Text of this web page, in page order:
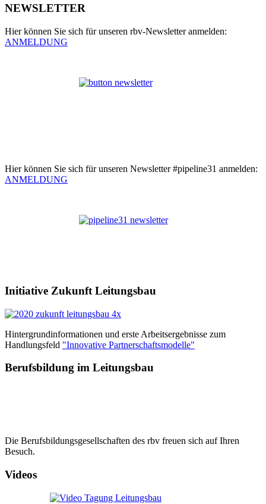
NEWSLETTER
Hier können Sie sich für unseren rbv-Newsletter anmelden:
ANMELDUNG
Hier können Sie sich für unseren Newsletter #pipeline31 anmelden:
ANMELDUNG
Initiative Zukunft Leitungsbau
Hintergrundinformationen und erste Arbeitsergebnisse zum
Handlungsfeld "Innovative Partnerschaftsmodelle"
Berufsbildung im Leitungsbau
Die Berufsbildungsgesellschaften des rbv freuen sich auf Ihren
Besuch.
Videos